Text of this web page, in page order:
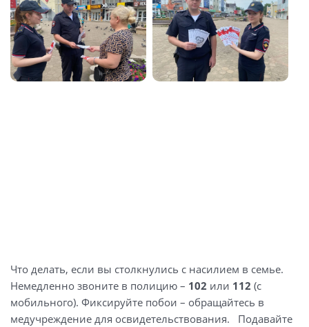
Что делать, если вы столкнулись с насилием в семье.
Немедленно звоните в полицию – 102 или 112 (с
мобильного). Фиксируйте побои – обращайтесь в
медучреждение для освидетельствования. Подавайте